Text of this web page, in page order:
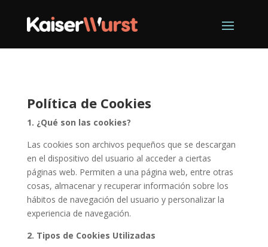
Política de Cookies
1. ¿Qué son las cookies?
Las cookies son archivos pequeños que se descargan
en el dispositivo del usuario al acceder a ciertas
páginas web. Permiten a una página web, entre otras
cosas, almacenar y recuperar información sobre los
hábitos de navegación del usuario y personalizar la
experiencia de navegación.
2. Tipos de Cookies Utilizadas